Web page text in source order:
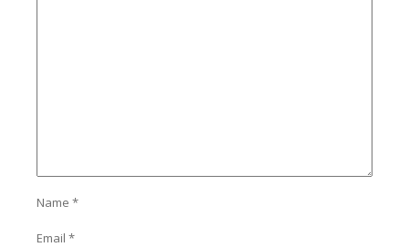
Name *
Email *